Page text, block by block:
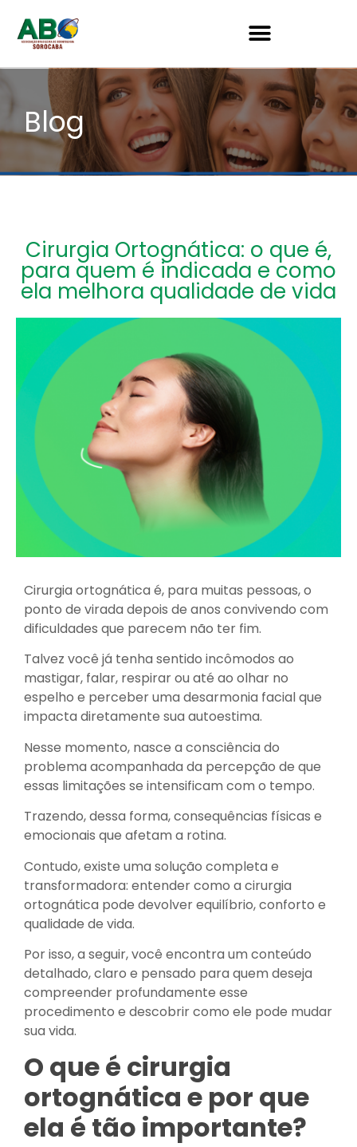
Blog
Cirurgia Ortognática: o que é,
para quem é indicada e como
ela melhora qualidade de vida
Cirurgia ortognática é, para muitas pessoas, o
ponto de virada depois de anos convivendo com
dificuldades que parecem não ter fim.
Talvez você já tenha sentido incômodos ao
mastigar, falar, respirar ou até ao olhar no
espelho e perceber uma desarmonia facial que
impacta diretamente sua autoestima.
Nesse momento, nasce a consciência do
problema acompanhada da percepção de que
essas limitações se intensificam com o tempo.
Trazendo, dessa forma, consequências físicas e
emocionais que afetam a rotina.
Contudo, existe uma solução completa e
transformadora: entender como a cirurgia
ortognática pode devolver equilíbrio, conforto e
qualidade de vida.
Por isso, a seguir, você encontra um conteúdo
detalhado, claro e pensado para quem deseja
compreender profundamente esse
procedimento e descobrir como ele pode mudar
sua vida.
O que é cirurgia
ortognática e por que
ela é tão importante?